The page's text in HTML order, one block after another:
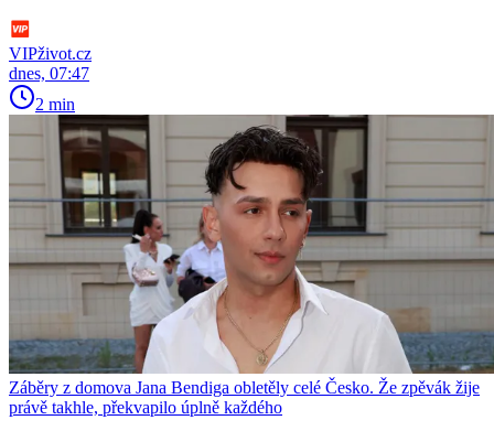
VIPživot.cz
dnes, 07:47
2 min
Záběry z domova Jana Bendiga obletěly celé Česko. Že zpěvák žije
právě takhle, překvapilo úplně každého